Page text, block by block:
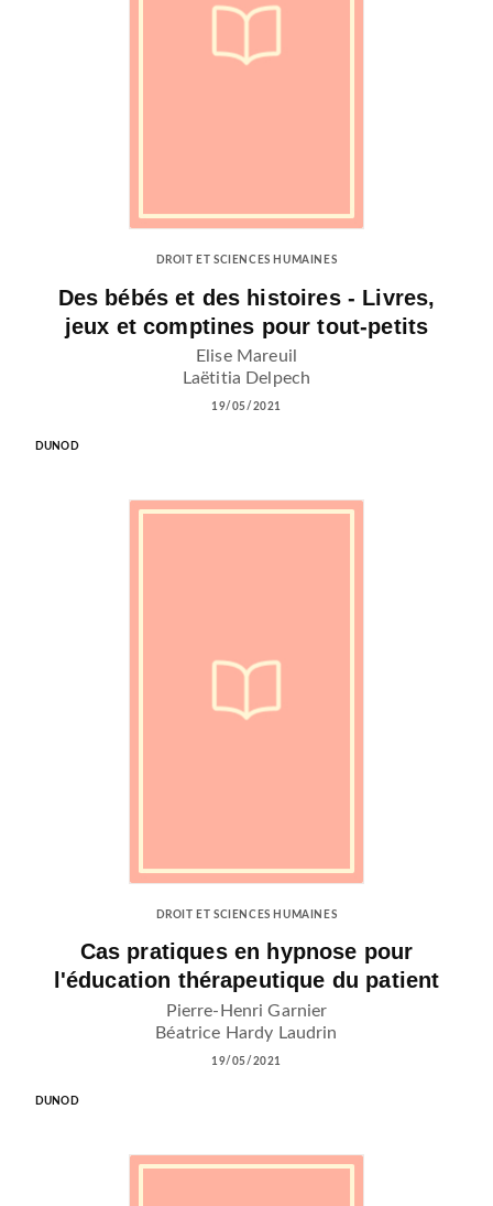
DROIT ET SCIENCES HUMAINES
Des bébés et des histoires - Livres,
jeux et comptines pour tout-petits
Elise Mareuil
Laëtitia Delpech
19/05/2021
DUNOD
DROIT ET SCIENCES HUMAINES
Cas pratiques en hypnose pour
l'éducation thérapeutique du patient
Pierre-Henri Garnier
Béatrice Hardy Laudrin
19/05/2021
DUNOD